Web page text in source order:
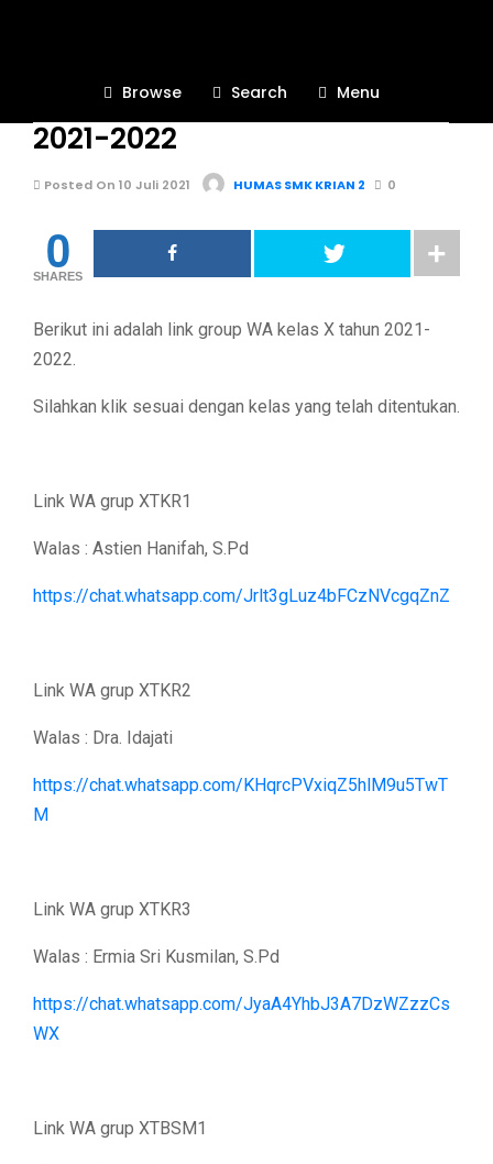
Browse Search Menu
Link WA Group kelas X tahun
2021-2022
Posted On 10 Juli 2021 HUMAS SMK KRIAN 2 0
0
SHARES
Berikut ini adalah link group WA kelas X tahun 2021-
2022.
Silahkan klik sesuai dengan kelas yang telah ditentukan.
Link WA grup XTKR1
Walas : Astien Hanifah, S.Pd
https://chat.whatsapp.com/Jrlt3gLuz4bFCzNVcgqZnZ
Link WA grup XTKR2
Walas : Dra. Idajati
https://chat.whatsapp.com/KHqrcPVxiqZ5hlM9u5TwT
M
Link WA grup XTKR3
Walas : Ermia Sri Kusmilan, S.Pd
https://chat.whatsapp.com/JyaA4YhbJ3A7DzWZzzCs
WX
Link WA grup XTBSM1